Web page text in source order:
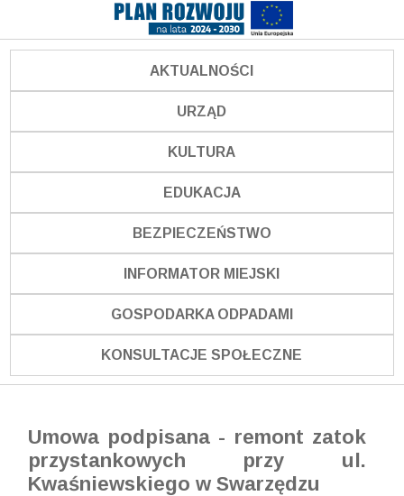
AKTUALNOŚCI
URZĄD
KULTURA
EDUKACJA
BEZPIECZEŃSTWO
INFORMATOR MIEJSKI
GOSPODARKA ODPADAMI
KONSULTACJE SPOŁECZNE
Umowa podpisana - remont zatok
przystankowych przy ul.
Kwaśniewskiego w Swarzędzu